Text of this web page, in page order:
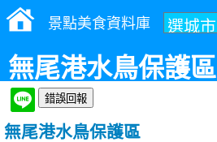
景點美食資料庫
無尾港水鳥保護區
無尾港水鳥保護區